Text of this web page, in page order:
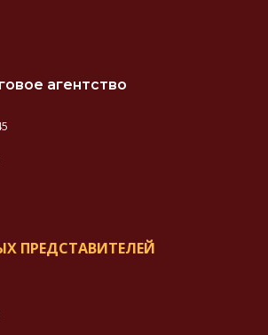
агентство
ПРЕДСТАВИТЕЛЕЙ